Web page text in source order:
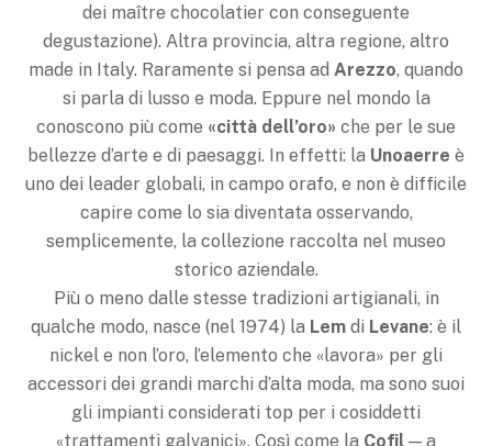
dei maître chocolatier con conseguente
degustazione). Altra provincia, altra regione, altro
made in Italy. Raramente si pensa ad Arezzo, quando
si parla di lusso e moda. Eppure nel mondo la
conoscono più come «città dell’oro» che per le sue
bellezze d’arte e di paesaggi. In effetti: la Unoaerre è
uno dei leader globali, in campo orafo, e non è difficile
capire come lo sia diventata osservando,
semplicemente, la collezione raccolta nel museo
storico aziendale.
Più o meno dalle stesse tradizioni artigianali, in
qualche modo, nasce (nel 1974) la Lem di Levane: è il
nickel e non l’oro, l’elemento che «lavora» per gli
accessori dei grandi marchi d’alta moda, ma sono suoi
gli impianti considerati top per i cosiddetti
«trattamenti galvanici». Così come la Cofil — a